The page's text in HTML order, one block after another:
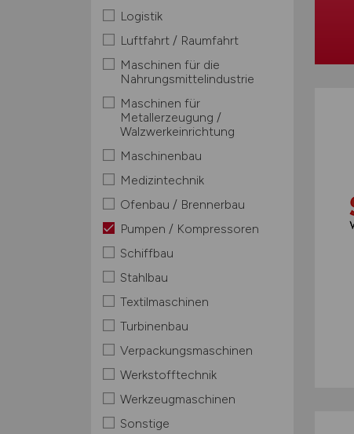
Logistik
Luftfahrt / Raumfahrt
Maschinen für die
Nahrungsmittelindustrie
Maschinen für
Metallerzeugung /
Walzwerkeinrichtung
Maschinenbau
Medizintechnik
Ofenbau / Brennerbau
Pumpen / Kompressoren
Schiffbau
Stahlbau
Textilmaschinen
Turbinenbau
Verpackungsmaschinen
Werkstofftechnik
Werkzeugmaschinen
Sonstige